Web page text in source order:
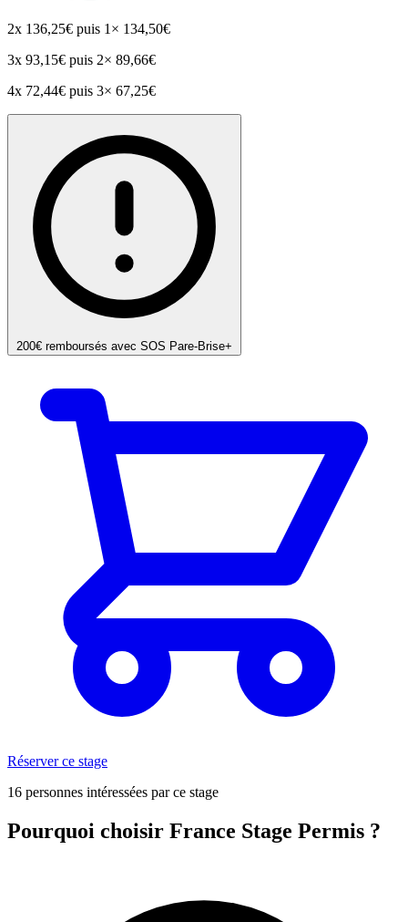
2x 136,25€ puis 1× 134,50€
3x 93,15€ puis 2× 89,66€
4x 72,44€ puis 3× 67,25€
200€ remboursés avec SOS Pare-Brise+
Réserver ce stage
16 personnes intéressées par ce stage
Pourquoi choisir France Stage Permis ?